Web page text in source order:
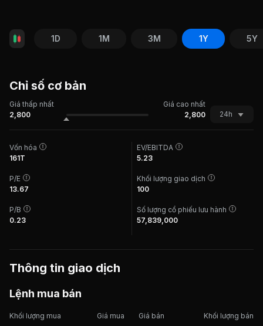
1D 1M 3M 1Y 5Y
Chỉ số cơ bản
Giá thấp nhất
Giá cao nhất
2,800
2,800 24h
Vốn hóa
161T
P/E
13.67
P/B
0.23
EV/EBITDA
5.23
Khối lượng giao dịch
100
Số lượng cổ phiếu lưu hành
57,839,000
Thông tin giao dịch
Lệnh mua bán
Khối lượng mua Giá mua Giá bán Khối lượng bán